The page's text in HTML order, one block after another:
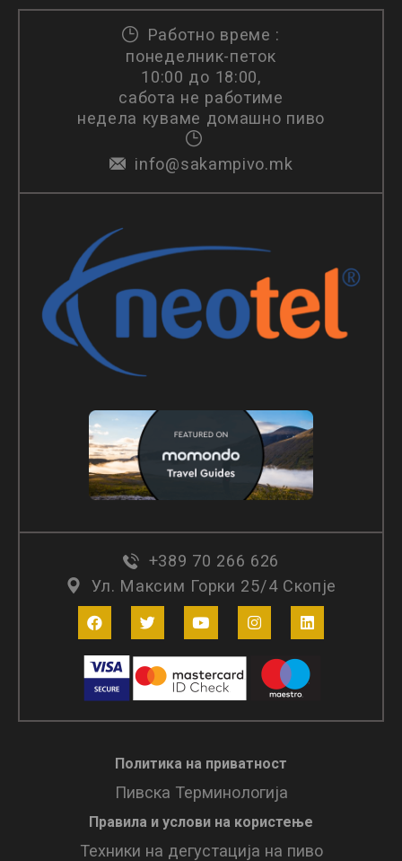
Работно време :
понеделник-петок
10:00 до 18:00,
сабота не работиме
недела куваме домашно пиво
info@sakampivo.mk
+389 70 266 626
Ул. Максим Горки 25/4 Скопје
Политика на приватност
Пивска Терминологија
Правила и услови нa користење
Техники на дегустација на пиво